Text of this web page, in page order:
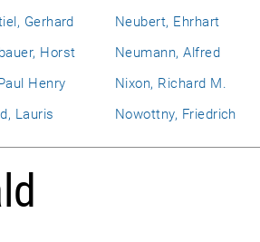
Gerhard Neubert, Ehrhart
Horst Neumann, Alfred
Henry Nixon, Richard M.
Lauris Nowottny, Friedrich